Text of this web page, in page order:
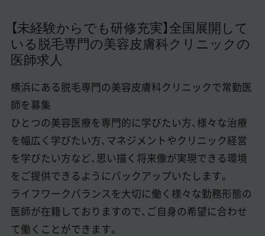
よくあるご質問
医師採用ご担当者様・その他問い合わせ
【未経験からでも研修充実】全国展開して
いる脱毛専門の美容皮膚科クリニックの
医師求人
横浜にある脱毛専門の美容皮膚科クリニックで常勤医
師を募集
ひとつの美容医療を専門的に学びたい方、様々な治療
を幅広く学びたい方、マネジメントやクリニック経営
を学びたい方など、思い描く将来像が実現できる環境
をご提供できるようにバックアップいたします。
ライフワークバランスを大切に働く様々な勤務形態の
医師が在籍しておりますので、ご自身の希望に合わせ
て働くことができます。